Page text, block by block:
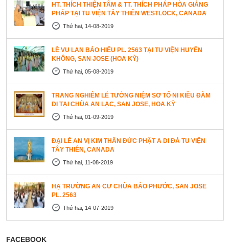
HT. THÍCH THIỆN TÂM & TT. THÍCH PHÁP HÒA GIẢNG
PHÁP TẠI TU VIỆN TÂY THIÊN WESTLOCK, CANADA
Thứ hai, 14-08-2019
LỄ VU LAN BÁO HIẾU PL. 2563 TẠI TU VIỆN HUYỀN
KHÔNG, SAN JOSE (HOA KỲ)
Thứ hai, 05-08-2019
TRANG NGHIÊM LỄ TƯỞNG NIỆM SƠ TỔ NI KIỀU ĐÀM
DI TẠI CHÙA AN LẠC, SAN JOSE, HOA KỲ
Thứ hai, 01-09-2019
ĐẠI LỄ AN VỊ KIM THÂN ĐỨC PHẬT A DI ĐÀ TU VIỆN
TÂY THIÊN, CANADA
Thứ hai, 11-08-2019
HẠ TRƯỜNG AN CƯ CHÙA BẢO PHƯỚC, SAN JOSE
PL. 2563
Thứ hai, 14-07-2019
FACEBOOK